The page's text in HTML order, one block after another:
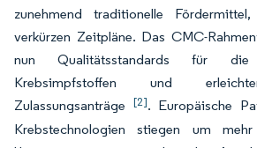
zunehmend traditionelle
verkürzen Zeitpläne. Das CMC-
nun Qualitätsstandards für
Krebsimpfstoffen und
Zulassungsanträge [2]. Europäische
Krebstechnologien stiegen um